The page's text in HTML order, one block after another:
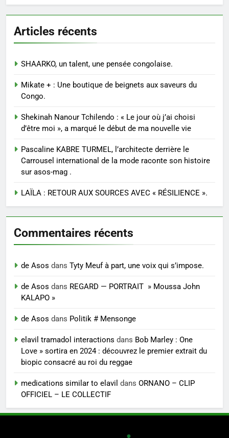
Articles récents
SHAARKO, un talent, une pensée congolaise.
Mikate + : Une boutique de beignets aux saveurs du
Congo.
Shekinah Nanour Tchilendo : « Le jour où j’ai choisi
d’être moi », a marqué le début de ma nouvelle vie
Pascaline KABRE TURMEL, l’architecte derrière le
Carrousel international de la mode raconte son histoire
sur asos-mag .
LAÏLA : RETOUR AUX SOURCES AVEC « RÉSILIENCE ».
Commentaires récents
de Asos dans Tyty Meuf à part, une voix qui s’impose.
de Asos dans REGARD — PORTRAIT » Moussa John
KALAPO »
de Asos dans Politik # Mensonge
elavil tramadol interactions dans Bob Marley : One
Love » sortira en 2024 : découvrez le premier extrait du
biopic consacré au roi du reggae
medications similar to elavil dans ORNANO – CLIP
OFFICIEL – LE COLLECTIF